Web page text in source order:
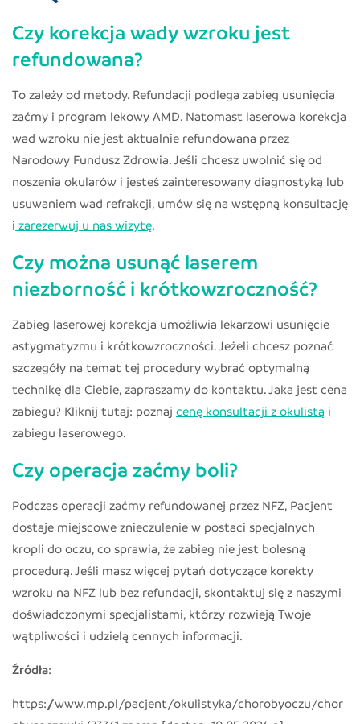
Czy korekcja wady wzroku jest
refundowana?
To zależy od metody. Refundacji podlega zabieg usunięcia
zaćmy i program lekowy AMD. Natomast laserowa korekcja
wad wzroku nie jest aktualnie refundowana przez
Narodowy Fundusz Zdrowia. Jeśli chcesz uwolnić się od
noszenia okularów i jesteś zainteresowany diagnostyką lub
usuwaniem wad refrakcji, umów się na wstępną konsultację
i zarezerwuj u nas wizytę.
Czy można usunąć laserem
niezborność i krótkowzroczność?
Zabieg laserowej korekcja umożliwia lekarzowi usunięcie
astygmatyzmu i krótkowzroczności. Jeżeli chcesz poznać
szczegóły na temat tej procedury wybrać optymalną
technikę dla Ciebie, zapraszamy do kontaktu. Jaka jest cena
zabiegu? Kliknij tutaj: poznaj cenę konsultacji z okulistą i
zabiegu laserowego.
Czy operacja zaćmy boli?
Podczas operacji zaćmy refundowanej przez NFZ, Pacjent
dostaje miejscowe znieczulenie w postaci specjalnych
kropli do oczu, co sprawia, że zabieg nie jest bolesną
procedurą. Jeśli masz więcej pytań dotyczące korekty
wzroku na NFZ lub bez refundacji, skontaktuj się z naszymi
doświadczonymi specjalistami, którzy rozwieją Twoje
wątpliwości i udzielą cennych informacji.
Źródła:
https://www.mp.pl/pacjent/okulistyka/chorobyoczu/chor